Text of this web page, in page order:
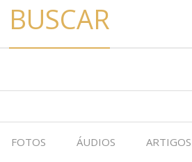
BUSCAR
FOTOS ÁUDIOS ARTIGOS